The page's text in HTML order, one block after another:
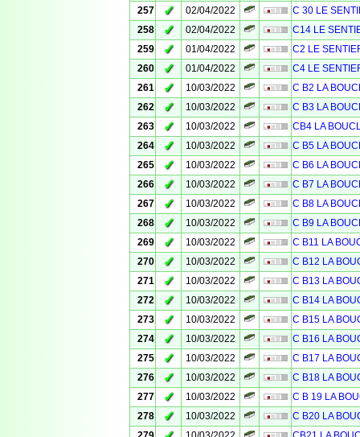
257
✓ 02/04/2022
C 30 LE
258
✓ 02/04/2022
C14 LE
259
✓ 01/04/2022
C2 LE
260
✓ 01/04/2022
C4 LE
261
✓ 10/03/2022
C B2 LA
262
✓ 10/03/2022
C B3 LA
263
✓ 10/03/2022
CB4 LA
264
✓ 10/03/2022
C B5 LA
265
✓ 10/03/2022
C B6 LA
266
✓ 10/03/2022
C B7 LA
267
✓ 10/03/2022
C B8 LA
268
✓ 10/03/2022
C B9 LA
269
✓ 10/03/2022
C B11 LA
270
✓ 10/03/2022
C B12 LA
271
✓ 10/03/2022
C B13 LA
272
✓ 10/03/2022
C B14 LA
273
✓ 10/03/2022
C B15 LA
274
✓ 10/03/2022
C B16 LA
275
✓ 10/03/2022
C B17 LA
276
✓ 10/03/2022
C B18 LA
277
✓ 10/03/2022
C B 19 LA
278
✓ 10/03/2022
C B20 LA